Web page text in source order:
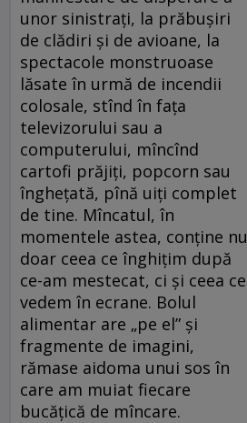
unor sinistrați, la prăbușiri
de clădiri și de avioane, la
spectacole monstruoase
lăsate în urmă de incendii
colosale, stînd în fața
televizorului sau a
computerului, mîncînd
cartofi prăjiți, popcorn sau
înghețată, pînă uiți complet
de tine. Mîncatul, în
momentele astea, conține nu
doar ceea ce înghițim după
ce-am mestecat, ci și ceea ce
vedem în ecrane. Bolul
alimentar are „pe el” și
fragmente de imagini,
rămase aidoma unui sos în
care am muiat fiecare
bucățică de mîncare.